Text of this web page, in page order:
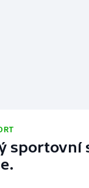
sportovní